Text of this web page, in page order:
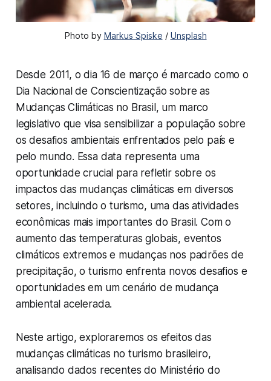
Photo by Markus Spiske / Unsplash
Desde 2011, o dia 16 de março é marcado como o
Dia Nacional de Conscientização sobre as
Mudanças Climáticas no Brasil, um marco
legislativo que visa sensibilizar a população sobre
os desafios ambientais enfrentados pelo país e
pelo mundo. Essa data representa uma
oportunidade crucial para refletir sobre os
impactos das mudanças climáticas em diversos
setores, incluindo o turismo, uma das atividades
econômicas mais importantes do Brasil. Com o
aumento das temperaturas globais, eventos
climáticos extremos e mudanças nos padrões de
precipitação, o turismo enfrenta novos desafios e
oportunidades em um cenário de mudança
ambiental acelerada.
Neste artigo, exploraremos os efeitos das
mudanças climáticas no turismo brasileiro,
analisando dados recentes do Ministério do